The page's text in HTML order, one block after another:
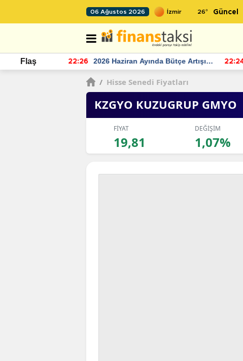
06 Ağustos 2026 26° Güncel
Flaş 22:26
2026 Haziran Ayında Bütçe Artışı
Yaşandı
22:24
/ Hisse Senedi Fiyatları
KZGYO KUZUGRUP GMYO
FİYAT
19,81
DEĞİŞİM
1,07%